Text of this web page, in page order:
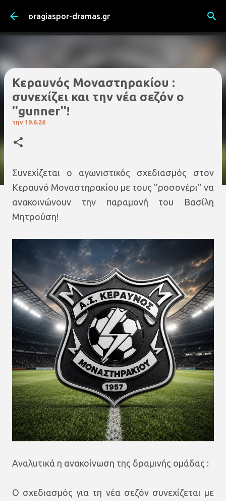
Μετάβαση στο κύριο περιεχόμενο
oragiaspor-dramas.gr
Κεραυνός Μοναστηρακίου :
συνεχίζει και την νέα σεζόν ο
''gunner''!
την 19.6.26
Συνεχίζεται ο αγωνιστικός σχεδιασμός στον
Κεραυνό Μοναστηρακίου με τους ''ροσονέρι'' να
ανακοινώνουν την παραμονή του Βασίλη
Μητρούση!
Αναλυτικά η ανακοίνωση της δραμινής ομάδας :
Ο σχεδιασμός για τη νέα σεζόν συνεχίζεται με